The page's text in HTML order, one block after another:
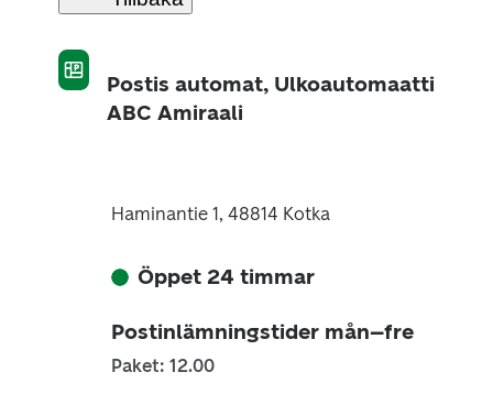
Postis automat, Ulkoautomaatti
ABC Amiraali
Haminantie 1, 48814 Kotka
Öppet 24 timmar
Postinlämningstider mån–fre
Paket: 12.00